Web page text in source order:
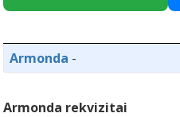
Armonda -
Armonda rekvizitai